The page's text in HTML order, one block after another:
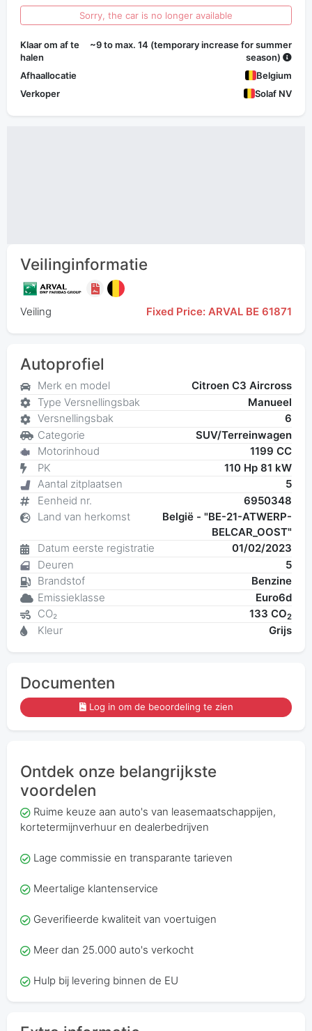
Sorry, the car is no longer available
Klaar om af te
halen
~9 to max. 14 (temporary increase for summer
season)
Afhaallocatie
Belgium
Verkoper
Solaf NV
Veilinginformatie
Veiling Fixed Price: ARVAL BE 61871
Autoprofiel
Merk en model
Citroen C3 Aircross
Type Versnellingsbak
Manueel
Versnellingsbak
6
Categorie
SUV/Terreinwagen
Motorinhoud
1199 CC
PK
110 Hp 81 kW
Aantal zitplaatsen
5
Eenheid nr.
6950348
Land van herkomst
België - "BE-21-ATWERP-
BELCAR_OOST"
Datum eerste registratie
01/02/2023
Deuren
5
Brandstof
Benzine
Emissieklasse
Euro6d
CO₂
133 CO2
Kleur Grijs
Documenten
Log in om de beoordeling te zien
Ontdek onze belangrijkste
voordelen
Ruime keuze aan auto's van leasemaatschappijen,
kortetermijnverhuur en dealerbedrijven
Lage commissie en transparante tarieven
Meertalige klantenservice
Geverifieerde kwaliteit van voertuigen
Meer dan 25.000 auto's verkocht
Hulp bij levering binnen de EU